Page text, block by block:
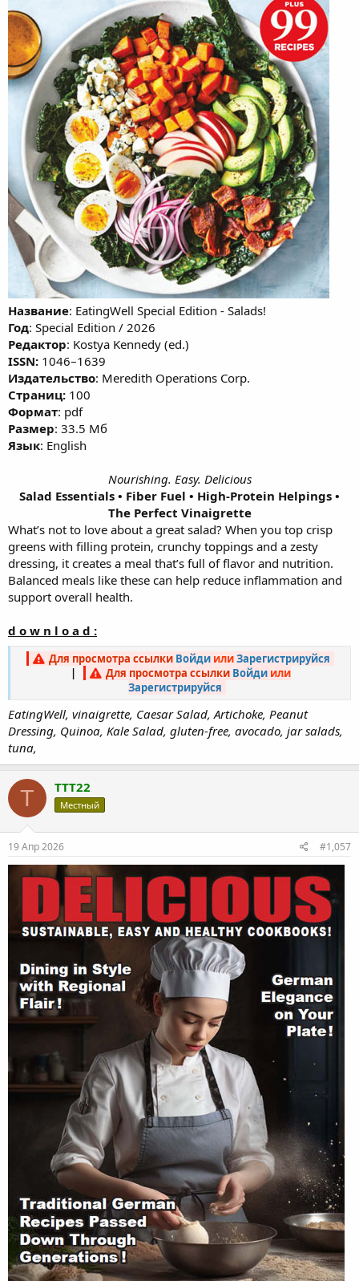
Название: EatingWell Special Edition - Salads!
Год: Special Edition / 2026
Редактор: Kostya Kennedy (ed.)
ISSN: 1046–1639
Издательство: Meredith Operations Corp.
Cтраниц: 100
Формат: pdf
Размер: 33.5 Мб
Язык: English
Nourishing. Easy. Delicious
Salad Essentials • Fiber Fuel • High-Protein Helpings •
The Perfect Vinaigrette
What’s not to love about a great salad? When you top crisp
greens with filling protein, crunchy toppings and a zesty
dressing, it creates a meal that’s full of flavor and nutrition.
Balanced meals like these can help reduce inflammation and
support overall health.
d o w n l o a d :
Для просмотра ссылки Войди илиЗарегистрируйся
|
Для просмотра ссылки Войди или
Зарегистрируйся
EatingWell, vinaigrette, Caesar Salad, Artichoke, Peanut
Dressing, Quinoa, Kale Salad, gluten-free, avocado, jar salads,
tuna,
T TTT22
Местный
19 Апр 2026 #1,057